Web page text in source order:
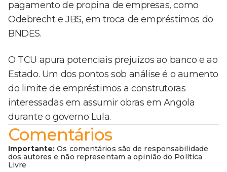
pagamento de propina de empresas, como
Odebrecht e JBS, em troca de empréstimos do
BNDES.
O TCU apura potenciais prejuízos ao banco e ao
Estado. Um dos pontos sob análise é o aumento
do limite de empréstimos a construtoras
interessadas em assumir obras em Angola
durante o governo Lula.
Comentários
Importante: Os comentários são de responsabilidade
dos autores e não representam a opinião do Política
Livre